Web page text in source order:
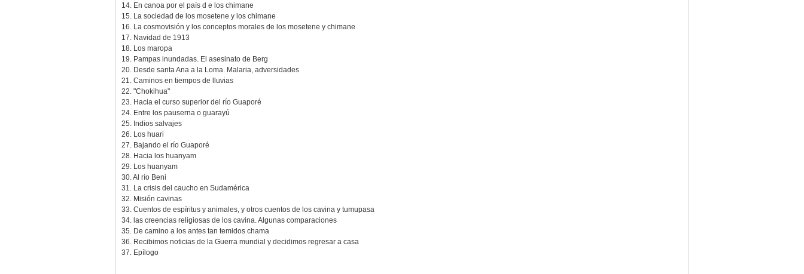
14. En canoa por el país d e los chimane
15. La sociedad de los mosetene y los chimane
16. La cosmovisión y los conceptos morales de los mosetene y chimane
17. Navidad de 1913
18. Los maropa
19. Pampas inundadas. El asesinato de Berg
20. Desde santa Ana a la Loma. Malaria, adversidades
21. Caminos en tiempos de lluvias
22. "Chokihua"
23. Hacia el curso superior del río Guaporé
24. Entre los pauserna o guarayú
25. Indios salvajes
26. Los huari
27. Bajando el río Guaporé
28. Hacia los huanyam
29. Los huanyam
30. Al río Beni
31. La crisis del caucho en Sudamérica
32. Misión cavinas
33. Cuentos de espíritus y animales, y otros cuentos de los cavina y tumupasa
34. las creencias religiosas de los cavina. Algunas comparaciones
35. De camino a los antes tan temidos chama
36. Recibimos noticias de la Guerra mundial y decidimos regresar a casa
37. Epílogo